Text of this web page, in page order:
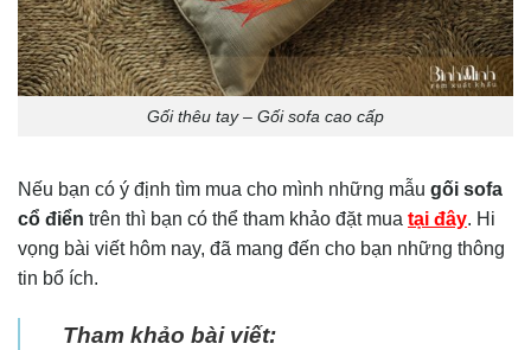
Gối thêu tay – Gối sofa cao cấp
Nếu bạn có ý định tìm mua cho mình những mẫu gối sofa
cổ điển trên thì bạn có thể tham khảo đặt mua tại đây. Hi
vọng bài viết hôm nay, đã mang đến cho bạn những thông
tin bổ ích.
Tham khảo bài viết: